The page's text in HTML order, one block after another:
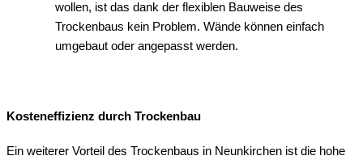
wollen, ist das dank der flexiblen Bauweise des
Trockenbaus kein Problem. Wände können einfach
umgebaut oder angepasst werden.
Kosteneffizienz durch Trockenbau
Ein weiterer Vorteil des Trockenbaus in Neunkirchen ist die hohe